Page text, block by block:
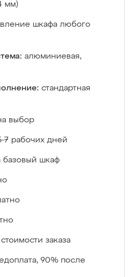
мм)
шкафа любого
алюминиевая,
стандартная
выбор
7 рабочих дней
базовый шкаф
заказа
90% после